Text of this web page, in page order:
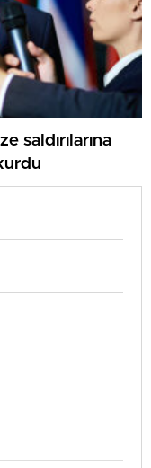
saldırılarına